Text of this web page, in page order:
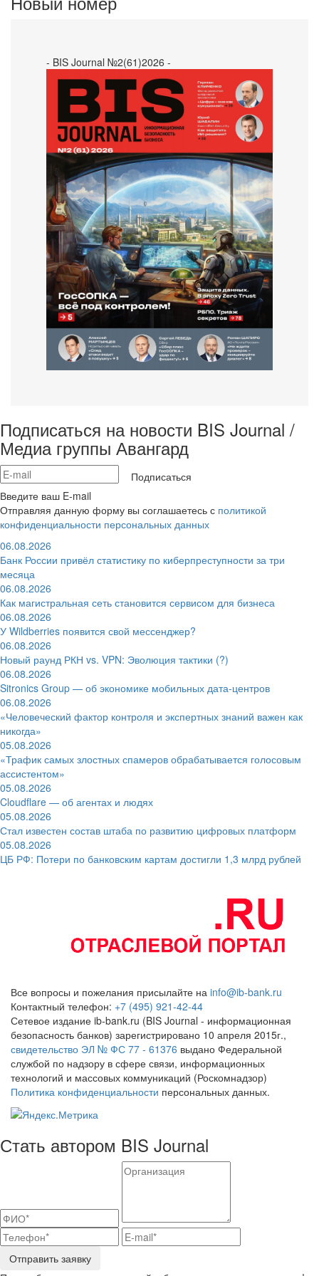
- BIS Journal №2(61)2026 -
Подписаться на новости BIS Journal /
Медиа группы Авангард
Подписаться
Введите ваш E-mail
Отправляя данную форму вы соглашаетесь с политикой
конфиденциальности персональных данных
06.08.2026
Банк России привёл статистику по киберпреступности за три
месяца
06.08.2026
Как магистральная сеть становится сервисом для бизнеса
06.08.2026
У Wildberries появится свой мессенджер?
06.08.2026
Новый раунд РКН vs. VPN: Эволюция тактики (?)
06.08.2026
Sitronics Group — об экономике мобильных дата-центров
06.08.2026
«Человеческий фактор контроля и экспертных знаний важен как
никогда»
05.08.2026
«Трафик самых злостных спамеров обрабатывается голосовым
ассистентом»
05.08.2026
Cloudflare — об агентах и людях
05.08.2026
Стал известен состав штаба по развитию цифровых платформ
05.08.2026
ЦБ РФ: Потери по банковским картам достигли 1,3 млрд рублей
Все вопросы и пожелания присылайте на info@ib-bank.ru
Контактный телефон: +7 (495) 921-42-44
Сетевое издание ib-bank.ru (BIS Journal - информационная
безопасность банков) зарегистрировано 10 апреля 2015г.,
свидетельство ЭЛ № ФС 77 - 61376 выдано Федеральной
службой по надзору в сфере связи, информационных
технологий и массовых коммуникаций (Роскомнадзор)
Политика конфиденциальности персональных данных.
Стать автором BIS Journal
Отправить заявку